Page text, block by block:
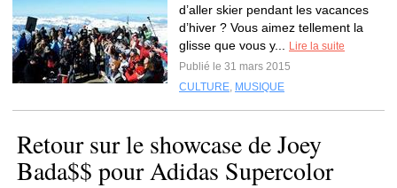
d’aller skier pendant les vacances
d’hiver ? Vous aimez tellement la
glisse que vous y...
Lire la suite
Publié le 31 mars 2015
CULTURE, MUSIQUE
Retour sur le showcase de Joey
Bada$$ pour Adidas Supercolor